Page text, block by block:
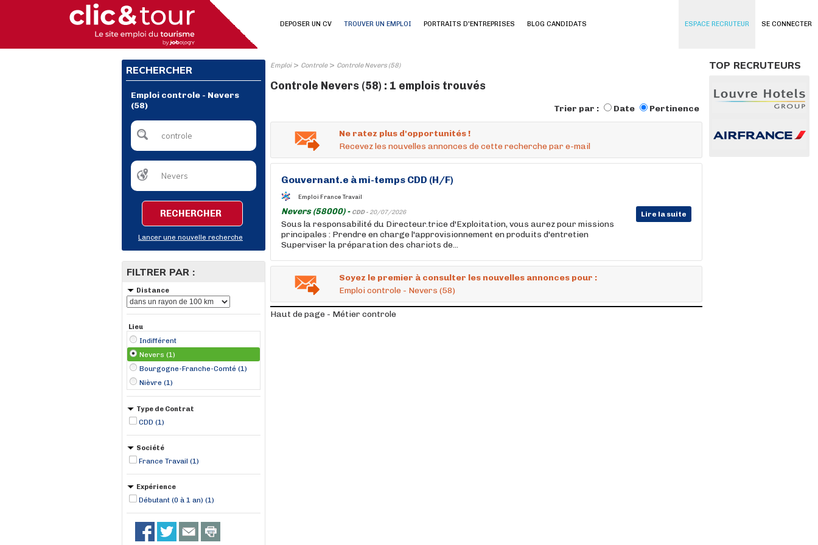
SE CONNECTER
DEPOSER UN CV TROUVER UN EMPLOI PORTRAITS D'ENTREPRISES BLOG CANDIDATS ESPACE RECRUTEUR
RECHERCHER
Emploi controle - Nevers
(58)
RECHERCHER
Lancer une nouvelle recherche
FILTRER PAR :
Distance
Lieu
Indifférent
Nevers (1)
Bourgogne-Franche-Comté (1)
Nièvre (1)
Type de Contrat
CDD (1)
Société
France Travail (1)
Expérience
Débutant (0 à 1 an) (1)
Emploi> Controle> Controle Nevers (58)
Controle Nevers (58) : 1 emplois trouvés
Trier par : Date Pertinence
Ne ratez plus d'opportunités !
Recevez les nouvelles annonces de cette recherche par e-mail
Gouvernant.e à mi-temps CDD (H/F)
Emploi France Travail
Nevers (58000) - CDD - 20/07/2026 Lire la suite
Sous la responsabilité du Directeur.trice d'Exploitation, vous aurez pour missions
principales : Prendre en charge l'approvisionnement en produits d'entretien
Superviser la préparation des chariots de...
Soyez le premier à consulter les nouvelles annonces pour :
Emploi controle - Nevers (58)
Haut de page - Métier controle
TOP RECRUTEURS